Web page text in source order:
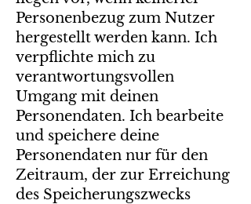
Personenbezug zum Nutzer
hergestellt werden kann. Ich
verpflichte mich zu
verantwortungsvollen
Umgang mit deinen
Personendaten. Ich bearbeite
und speichere deine
Personendaten nur für den
Zeitraum, der zur Erreichung
des Speicherungszwecks